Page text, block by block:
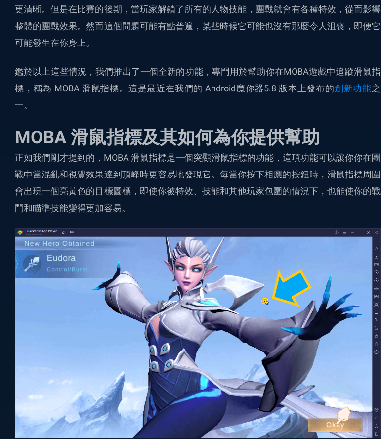
更清晰。但是在比賽的後期，當玩家解鎖了所有的人物技能，團戰就會有各種特效，從而影響
整體的團戰效果。然而這個問題可能有點普遍，某些時候它可能也沒有那麼令人沮喪，即便它
可能發生在你身上。
鑑於以上這些情況，我們推出了一個全新的功能，專門用於幫助你在MOBA遊戲中追蹤滑鼠指
標，稱為 MOBA 滑鼠指標。這是最近在我們的 Android魔你器5.8 版本上發布的創新功能之
一。
MOBA 滑鼠指標及其如何為你提供幫助
正如我們剛才提到的，MOBA 滑鼠指標是一個突顯滑鼠指標的功能，這項功能可以讓你你在團
戰中當混亂和視覺效果達到頂峰時更容易地發現它。每當你按下相應的按鈕時，滑鼠指標周圍
會出現一個亮黃色的目標圖標，即使你被特效、技能和其他玩家包圍的情況下，也能使你的戰
鬥和瞄準技能變得更加容易。